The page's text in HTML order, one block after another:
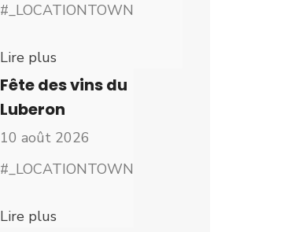
#_LOCATIONTOWN
Lire plus
Fête des vins du
Luberon
10 août 2026
#_LOCATIONTOWN
Lire plus